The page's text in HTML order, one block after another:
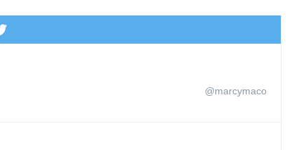
@marcymaco